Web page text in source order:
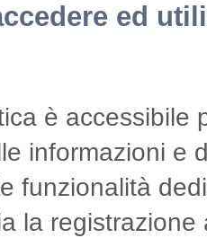
ed
è accessibile
informazioni e
funzionalità
la